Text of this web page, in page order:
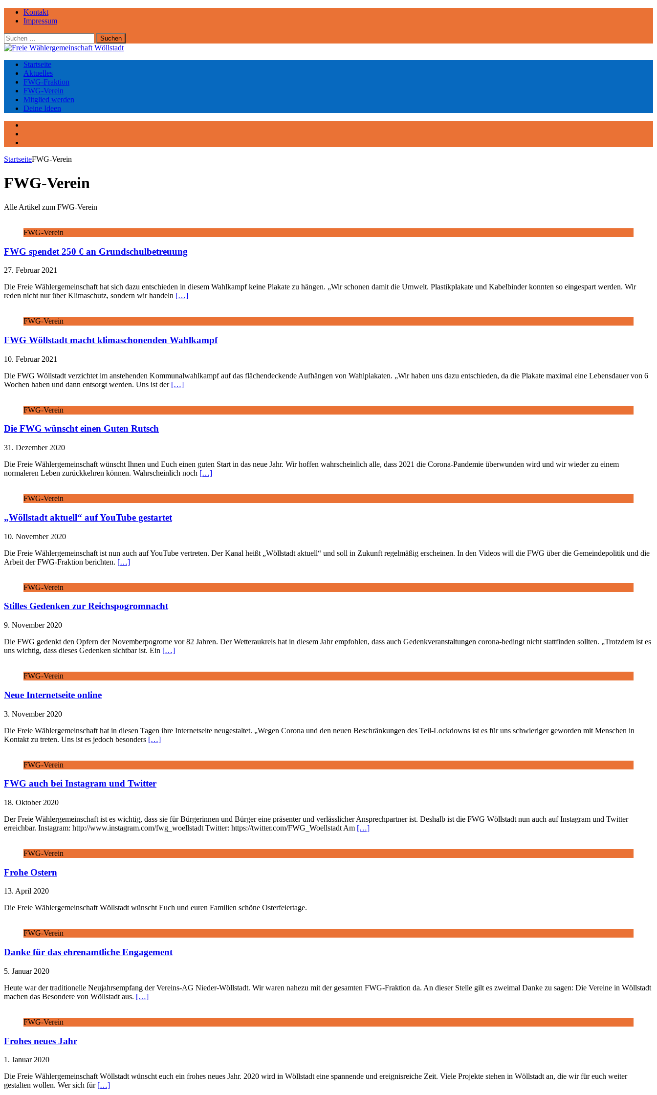
Kontakt
Impressum
Suchen
nach:
Startseite
Aktuelles
FWG-Fraktion
FWG-Verein
Mitglied werden
Deine Ideen
StartseiteFWG-Verein
FWG-Verein
Alle Artikel zum FWG-Verein
FWG-Verein
FWG spendet 250 € an Grundschulbetreuung
27. Februar 2021
Die Freie Wählergemeinschaft hat sich dazu entschieden in diesem Wahlkampf keine Plakate zu hängen. „Wir schonen damit die Umwelt. Plastikplakate und Kabelbinder konnten so eingespart werden. Wir
reden nicht nur über Klimaschutz, sondern wir handeln […]
FWG-Verein
FWG Wöllstadt macht klimaschonenden Wahlkampf
10. Februar 2021
Die FWG Wöllstadt verzichtet im anstehenden Kommunalwahlkampf auf das flächendeckende Aufhängen von Wahlplakaten. „Wir haben uns dazu entschieden, da die Plakate maximal eine Lebensdauer von 6
Wochen haben und dann entsorgt werden. Uns ist der […]
FWG-Verein
Die FWG wünscht einen Guten Rutsch
31. Dezember 2020
Die Freie Wählergemeinschaft wünscht Ihnen und Euch einen guten Start in das neue Jahr. Wir hoffen wahrscheinlich alle, dass 2021 die Corona-Pandemie überwunden wird und wir wieder zu einem
normaleren Leben zurückkehren können. Wahrscheinlich noch […]
FWG-Verein
„Wöllstadt aktuell“ auf YouTube gestartet
10. November 2020
Die Freie Wählergemeinschaft ist nun auch auf YouTube vertreten. Der Kanal heißt „Wöllstadt aktuell“ und soll in Zukunft regelmäßig erscheinen. In den Videos will die FWG über die Gemeindepolitik und die
Arbeit der FWG-Fraktion berichten. […]
FWG-Verein
Stilles Gedenken zur Reichspogromnacht
9. November 2020
Die FWG gedenkt den Opfern der Novemberpogrome vor 82 Jahren. Der Wetteraukreis hat in diesem Jahr empfohlen, dass auch Gedenkveranstaltungen corona-bedingt nicht stattfinden sollten. „Trotzdem ist es
uns wichtig, dass dieses Gedenken sichtbar ist. Ein […]
FWG-Verein
Neue Internetseite online
3. November 2020
Die Freie Wählergemeinschaft hat in diesen Tagen ihre Internetseite neugestaltet. „Wegen Corona und den neuen Beschränkungen des Teil-Lockdowns ist es für uns schwieriger geworden mit Menschen in
Kontakt zu treten. Uns ist es jedoch besonders […]
FWG-Verein
FWG auch bei Instagram und Twitter
18. Oktober 2020
Der Freie Wählergemeinschaft ist es wichtig, dass sie für Bürgerinnen und Bürger eine präsenter und verlässlicher Ansprechpartner ist. Deshalb ist die FWG Wöllstadt nun auch auf Instagram und Twitter
erreichbar. Instagram: http://www.instagram.com/fwg_woellstadt Twitter: https://twitter.com/FWG_Woellstadt Am […]
FWG-Verein
Frohe Ostern
13. April 2020
Die Freie Wählergemeinschaft Wöllstadt wünscht Euch und euren Familien schöne Osterfeiertage.
FWG-Verein
Danke für das ehrenamtliche Engagement
5. Januar 2020
Heute war der traditionelle Neujahrsempfang der Vereins-AG Nieder-Wöllstadt. Wir waren nahezu mit der gesamten FWG-Fraktion da. An dieser Stelle gilt es zweimal Danke zu sagen: Die Vereine in Wöllstadt
machen das Besondere von Wöllstadt aus. […]
FWG-Verein
Frohes neues Jahr
1. Januar 2020
Die Freie Wählergemeinschaft Wöllstadt wünscht euch ein frohes neues Jahr. 2020 wird in Wöllstadt eine spannende und ereignisreiche Zeit. Viele Projekte stehen in Wöllstadt an, die wir für euch weiter
gestalten wollen. Wer sich für […]